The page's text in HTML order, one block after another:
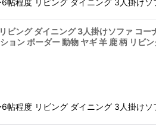
ビング ダイニング 3人掛けソファ コ
ョン ボーダー 動物 ヤギ 羊 鹿 柄
帖程度 リビング ダイニング 3人掛け